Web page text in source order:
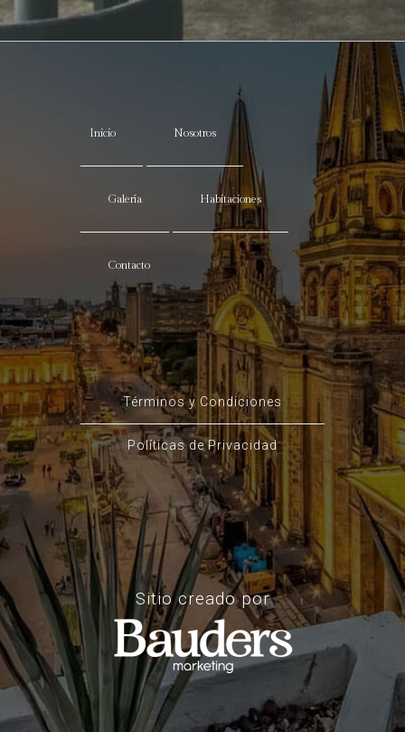
Inicio Nosotros
Galería Habitaciones
Contacto
Términos y Condiciones
Políticas de Privacidad
Sitio creado por